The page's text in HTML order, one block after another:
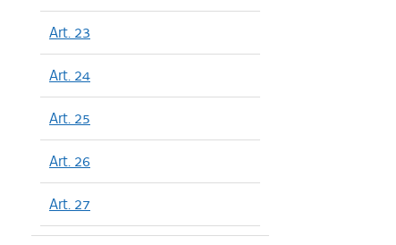
Art. 23
Art. 24
Art. 25
Art. 26
Art. 27